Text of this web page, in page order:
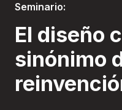
Seminario:
El diseño
sinónimo